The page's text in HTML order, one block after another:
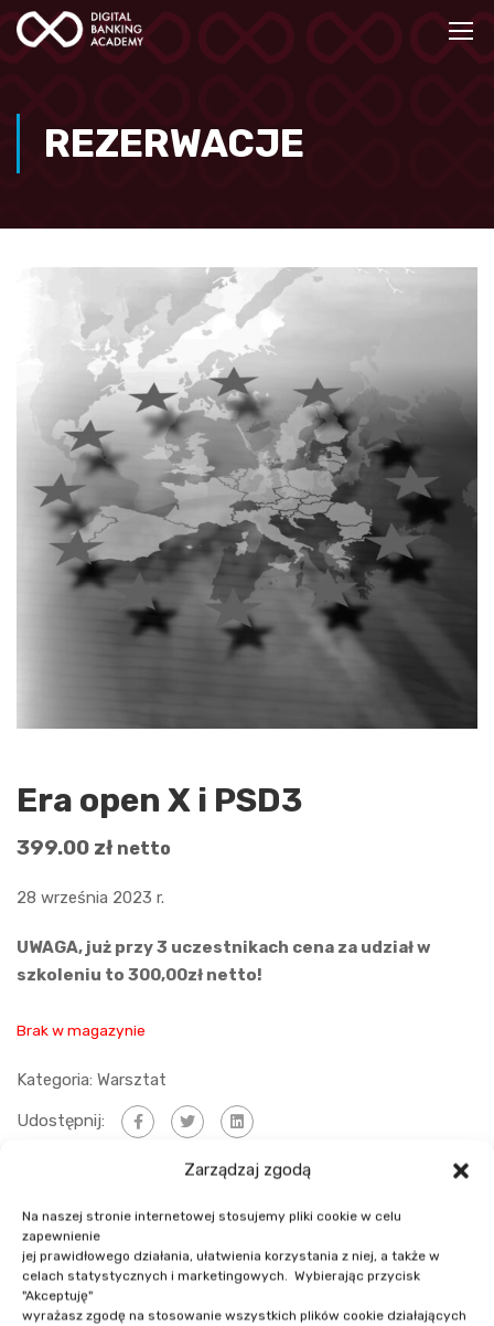
Zarządzaj zgodą
Na naszej stronie internetowej stosujemy pliki cookie w celu
zapewnienie
jej prawidłowego działania, ułatwienia korzystania z niej, a także w
celach statystycznych i marketingowych. Wybierając przycisk
"Akceptuję"
wyrażasz zgodę na stosowanie wszystkich plików cookie działających
REZERWACJE
Era open X i PSD3
399.00 zł netto
28 września 2023 r.
UWAGA, już przy 3 uczestnikach cena za udział w
szkoleniu to 300,00zł netto!
Brak w magazynie
Kategoria: Warsztat
Udostępnij:
Prelegenci